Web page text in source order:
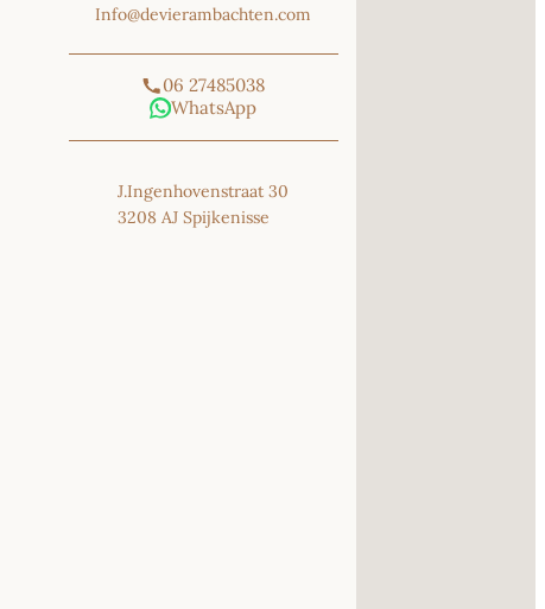
Info@devierambachten.com
06 27485038
WhatsApp
J.Ingenhovenstraat 30
3208 AJ Spijkenisse